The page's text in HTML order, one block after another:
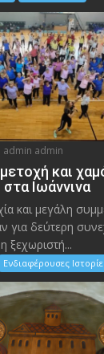
admin admin
και
στα Ιωάννινα
και μεγάλη
για δεύτερη
ξεχωριστή...
Ενδιαφέρουσες